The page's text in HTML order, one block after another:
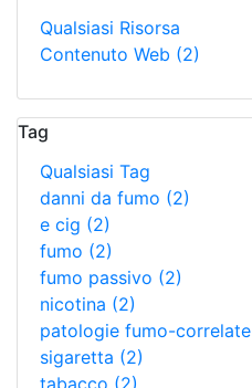
Qualsiasi Risorsa
Contenuto Web (2)
Tag
Qualsiasi Tag
danni da fumo (2)
e cig (2)
fumo (2)
fumo passivo (2)
nicotina (2)
patologie fumo-correlate
sigaretta (2)
tabacco (2)